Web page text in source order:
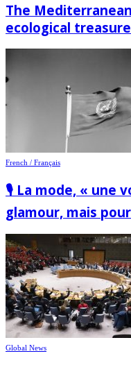
The
ecological
French / Français
🎙️ La mode, « une
glamour, mais
Global News